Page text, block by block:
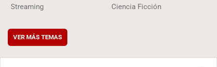
Streaming Ciencia Ficción
VER MÁS TEMAS